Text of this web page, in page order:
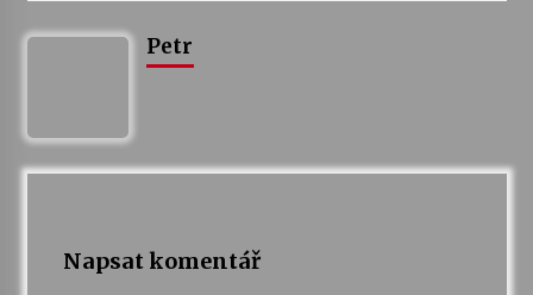
28. 7. 2026
Petr
Napsat komentář